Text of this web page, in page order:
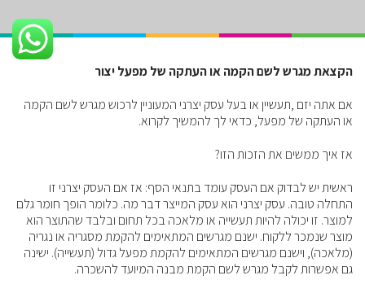
הקצאת מגרש לשם הקמה או העתקה של מפעל יצור
אם אתה יזם ,תעשיין או בעל עסק יצרני המעוניין לרכוש מגרש לשם הקמה
או העתקה של מפעל, כדאי לך להמשיך לקרוא.
אז איך ממשים את הזכות הזו?
ראשית יש לבדוק אם העסק עומד בתנאי הסף: אז אם העסק יצרני זו
התחלה טובה. עסק יצרני הוא עסק המייצר דבר מה. כלומר הופך חומר גלם
למוצר. זו יכולה להיות תעשייה או מלאכה בכל תחום ובלבד שהתוצר הוא
מוצר שנמכר ללקוח. ישנם מגרשים המתאימים להקמת מסגריה או נגריה
(מלאכה), וישנם מגרשים המתאימים להקמת מפעל גדול (תעשייה). ישינה
גם אפשרות לקבל מגרש לשם הקמת מבנה המיועד להשכרה.